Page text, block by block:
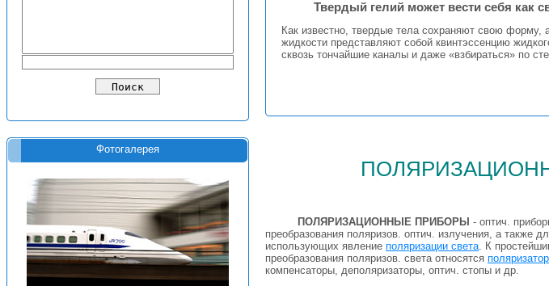
Фотогалерея
Твердый гелий может вести себя как
Как известно, твердые тела сохраняют свою
жидкости представляют собой квинтэссенцию
сквозь тончайшие каналы и даже «взбираться» по
ПОЛЯРИЗАЦИОННЫЕ ПРИБОРЫ - оптич.
преобразования поляризов. оптич. излучения, а также
использующих явление поляризации света. К
преобразования поляризов. света относятся
компенсаторы, деполяризаторы, оптич. стопы и др.